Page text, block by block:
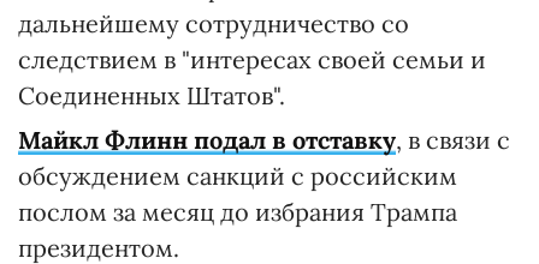
дальнейшему сотрудничество со
следствием в "интересах своей семьи и
Соединенных Штатов".
Майкл Флинн подал в отставку, в связи с
обсуждением санкций с российским
послом за месяц до избрания Трампа
президентом.